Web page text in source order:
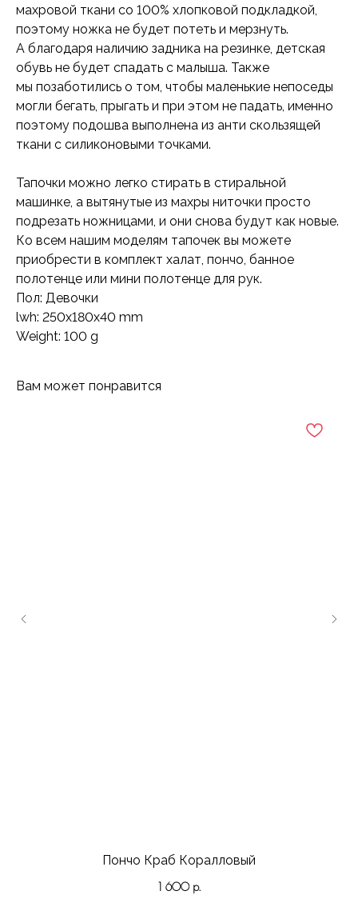
махровой ткани со 100% хлопковой подкладкой,
поэтому ножка не будет потеть и мерзнуть.
А благодаря наличию задника на резинке, детская
обувь не будет спадать с малыша. Также
мы позаботились о том, чтобы маленькие непоседы
могли бегать, прыгать и при этом не падать, именно
поэтому подошва выполнена из анти скользящей
ткани с силиконовыми точками.
Тапочки можно легко стирать в стиральной
машинке, а вытянутые из махры ниточки просто
подрезать ножницами, и они снова будут как новые.
Ко всем нашим моделям тапочек вы можете
приобрести в комплект халат, пончо, банное
полотенце или мини полотенце для рук.
Пол: Девочки
lwh: 250x180x40 mm
Weight: 100 g
Вам может понравится
Пончо Краб Коралловый
1 600 р.